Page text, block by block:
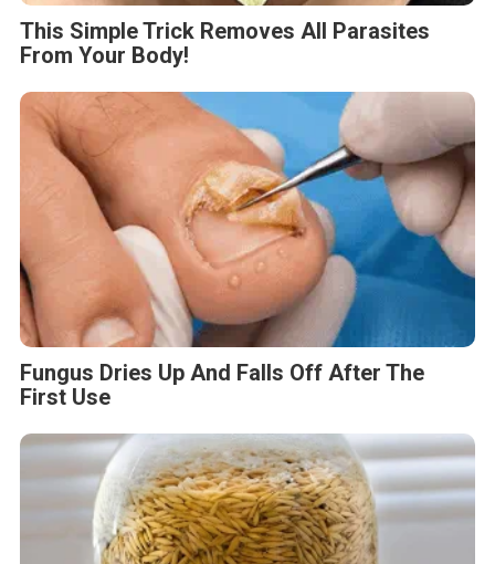
This Simple Trick Removes All Parasites
From Your Body!
Fungus Dries Up And Falls Off After The
First Use